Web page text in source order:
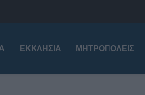
ΕΚΚΛΗΣΊΑ ΜΗΤΡΟΠΌΛΕΙΣ